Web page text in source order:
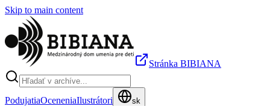
Skip to main content
Stránka BIBIANA
PodujatiaOceneniaIlustrátori sk